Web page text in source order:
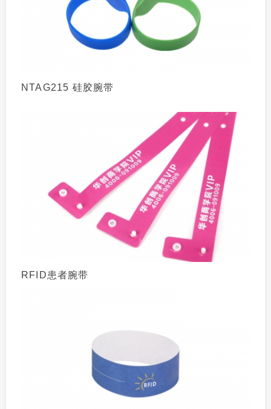
NTAG215 硅胶腕带
RFID患者腕带